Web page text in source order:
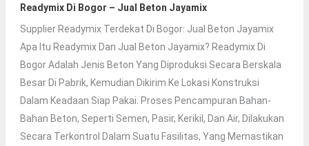
Readymix Di Bogor – Jual Beton Jayamix
Supplier Readymix Terdekat Di Bogor: Jual Beton Jayamix
Apa Itu Readymix Dan Jual Beton Jayamix? Readymix Di
Bogor Adalah Jenis Beton Yang Diproduksi Secara Berskala
Besar Di Pabrik, Kemudian Dikirim Ke Lokasi Konstruksi
Dalam Keadaan Siap Pakai. Proses Pencampuran Bahan-
Bahan Beton, Seperti Semen, Pasir, Kerikil, Dan Air, Dilakukan
Secara Terkontrol Dalam Suatu Fasilitas, Yang Memastikan